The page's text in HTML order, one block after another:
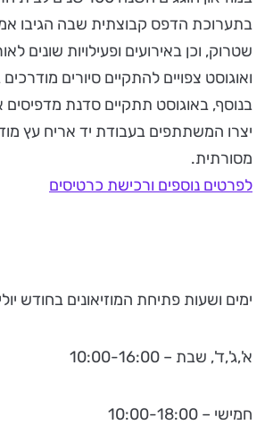
בתערוכת הדפס קבוצתית שבה הגיבו
שטרוק, וכן באירועים ופעילויות שונים
ואוגוסט צפויים להתקיים סיורים
בנוסף, באוגוסט תתקיים סדנת
יצרו המשתתפים בעבודת יד אריח עץ
מסורתית.
לפרטים נוספים ורכישת כרטיסים
ימים ושעות פתיחת המוזיאונים בחודש
א',ג',ד', שבת – 10:00-16:00
חמישי – 10:00-18:00